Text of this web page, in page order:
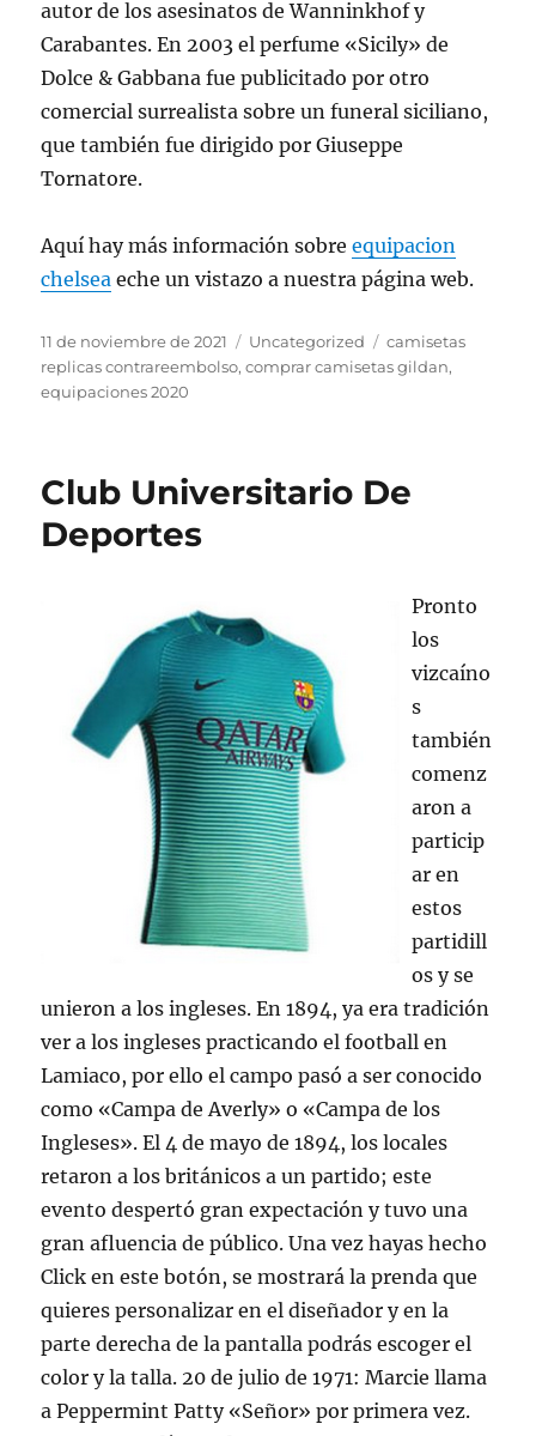
autor de los asesinatos de Wanninkhof y
Carabantes. En 2003 el perfume «Sicily» de
Dolce & Gabbana fue publicitado por otro
comercial surrealista sobre un funeral siciliano,
que también fue dirigido por Giuseppe
Tornatore.
Aquí hay más información sobreequipacion
chelsea eche un vistazo a nuestra página web.
Publicado
el
11 de noviembre de 2021 Categorías
Uncategorized Etiquetas
camisetas
replicas contrareembolso,comprar camisetas gildan,
equipaciones 2020
Club Universitario De
Deportes
Pronto
los
vizcaíno
s
también
comenz
aron a
particip
ar en
estos
partidill
os y se
unieron a los ingleses. En 1894, ya era tradición
ver a los ingleses practicando el football en
Lamiaco, por ello el campo pasó a ser conocido
como «Campa de Averly» o «Campa de los
Ingleses». El 4 de mayo de 1894, los locales
retaron a los británicos a un partido; este
evento despertó gran expectación y tuvo una
gran afluencia de público. Una vez hayas hecho
Click en este botón, se mostrará la prenda que
quieres personalizar en el diseñador y en la
parte derecha de la pantalla podrás escoger el
color y la talla. 20 de julio de 1971: Marcie llama
a Peppermint Patty «Señor» por primera vez.